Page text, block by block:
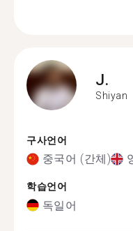
J.
Shiyan
구사언어
중국어 (간체)
학습언어
독일어